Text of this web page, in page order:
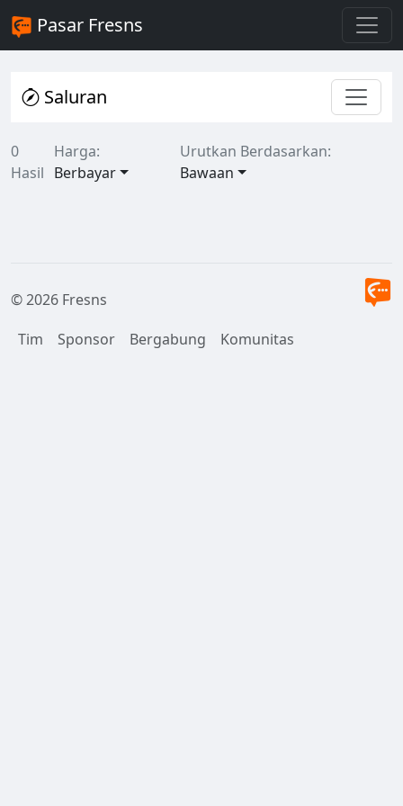
Pasar Fresns
Saluran
0
Hasil
Harga:
Berbayar
Urutkan Berdasarkan:
Bawaan
© 2026 Fresns
Tim
Sponsor Bergabung Komunitas